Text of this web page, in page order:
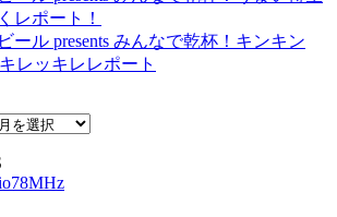
レポート！
ール presents みんなで乾杯！キンキン
レッキレレポート